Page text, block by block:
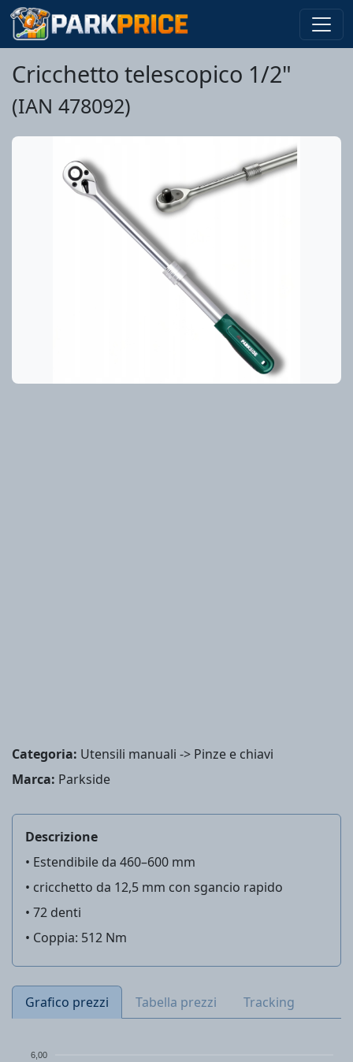
Cricchetto telescopico 1/2"
(IAN 478092)
Categoria: Utensili manuali -> Pinze e chiavi
Marca: Parkside
Descrizione
• Estendibile da 460–600 mm
• cricchetto da 12,5 mm con sgancio rapido
• 72 denti
• Coppia: 512 Nm
Grafico prezzi Tabella prezzi Tracking
6,00